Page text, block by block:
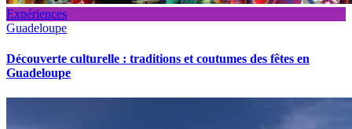
Expériences
Guadeloupe
Découverte culturelle : traditions et coutumes des fêtes en
Guadeloupe